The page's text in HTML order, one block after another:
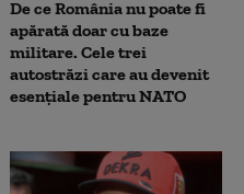
De ce România nu poate fi
apărată doar cu baze
militare. Cele trei
autostrăzi care au devenit
esențiale pentru NATO